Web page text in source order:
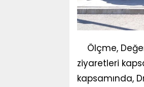
Ölçme,
ziyaretleri
kapsamında,